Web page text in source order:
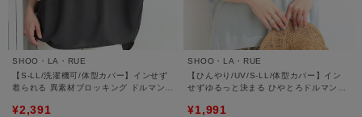
SHOO・LA・RUE
【S-LL/洗濯機可/体型カバー】インせず
着られる 異素材ブロッキング ドルマンＴ
¥2,391
SHOO・LA・RUE
【ひんやり/UV/S-LL/体型カバー】イン
せずゆるっと決まる ひやとろドルマンT
¥1,991